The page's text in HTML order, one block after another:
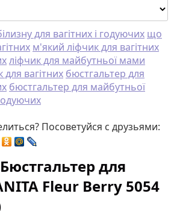
для вагітних і годуючих що
м'який ліфчик для вагітних
ліфчик для майбутньої мами
для вагітних бюстгальтер для
бюстгальтер для майбутньої
Посоветуйся с друзьями:
для
Fleur Berry 5054